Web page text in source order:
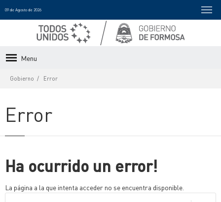
09 de Agosto de 2026
Menu
Gobierno Error
Error
Ha ocurrido un error!
La página a la que intenta acceder no se encuentra disponible.